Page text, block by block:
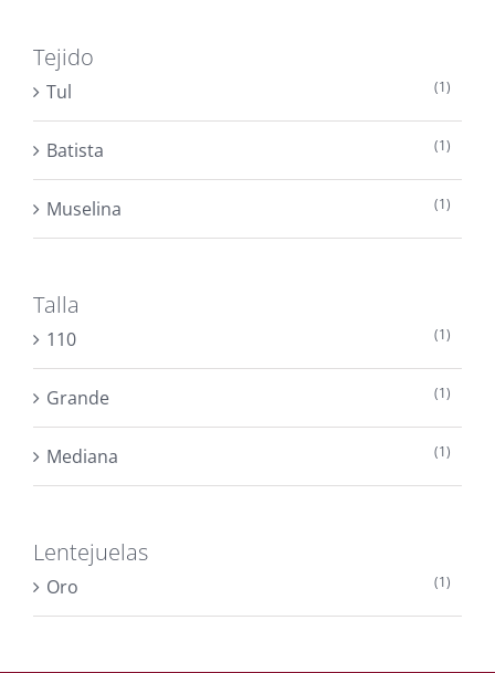
Tejido
Tul (1)
Batista (1)
Muselina (1)
Talla
110 (1)
Grande (1)
Mediana (1)
Lentejuelas
Oro (1)